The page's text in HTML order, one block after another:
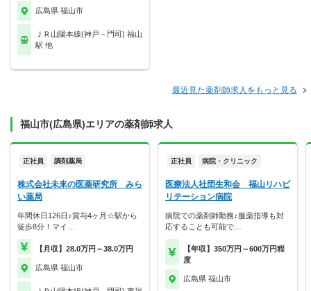
広島県 福山市
ＪＲ山陽本線(神戸－門司) 福山
駅 他
最近見た薬剤師求人をもっと見る
福山市(広島県)エリアの薬剤師求人
正社員 調剤薬局
株式会社未来の医薬研究所 みら
い薬局
年間休日126日♪賞与4ヶ月☆駅から
徒歩8分！マイ…
【月収】28.0万円～38.0万円
広島県 福山市
正社員 病院・クリニック
医療法人社団生和会 福山リハビ
リテーション病院
病院での薬剤師勤務♪服薬指導も対
応することも可能で…
【年収】350万円～600万円程
度
広島県 福山市